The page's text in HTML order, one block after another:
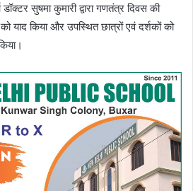
डॉक्टर सुषमा कुमारी द्वारा गणतंत्र दिवस की
याद किया और उपस्थित छात्रों एवं दर्शकों को